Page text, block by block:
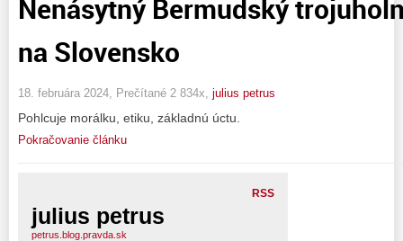
Nenásytný Bermudský
na Slovensko
18. februára 2024, Prečítané 2 834x, julius petrus
Pohlcuje morálku, etiku, základnú úctu.
Pokračovanie článku
RSS
julius petrus
petrus.blog.pravda.sk